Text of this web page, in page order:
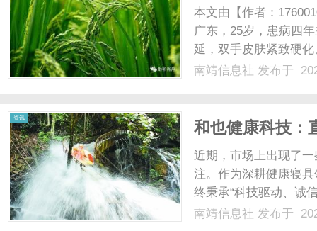
本文由【作者：
广东，25岁，患病四
延，双手皮肤紧致硬
胀、活动时有牵拉不
南靖信息社 发布于
资讯
和也健康科技：
耕健康睡眠
近期，市场上出现了
注。作为深耕健康寝
终秉承“科技驱动、诚
科技实力、用户真实
南靖信息社 发布于